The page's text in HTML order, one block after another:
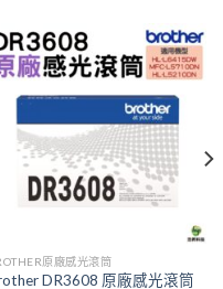
原廠感光滾筒
DR3608 原廠感光滾筒